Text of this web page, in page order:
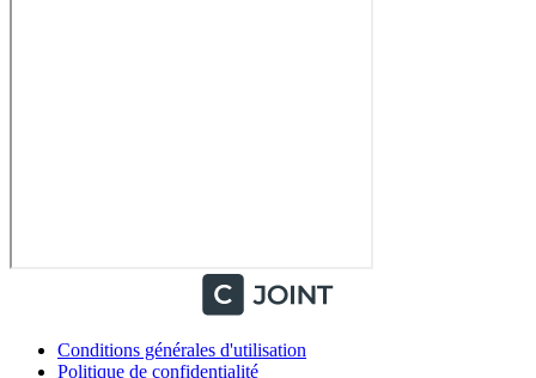
Conditions générales d'utilisation
Politique de confidentialité